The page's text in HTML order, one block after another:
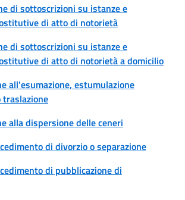
di sottoscrizioni su istanze e
di atto di notorietà
di sottoscrizioni su istanze e
di atto di notorietà a domicilio
all'esumazione, estumulazione
alla dispersione delle ceneri
di divorzio o separazione
di pubblicazione di